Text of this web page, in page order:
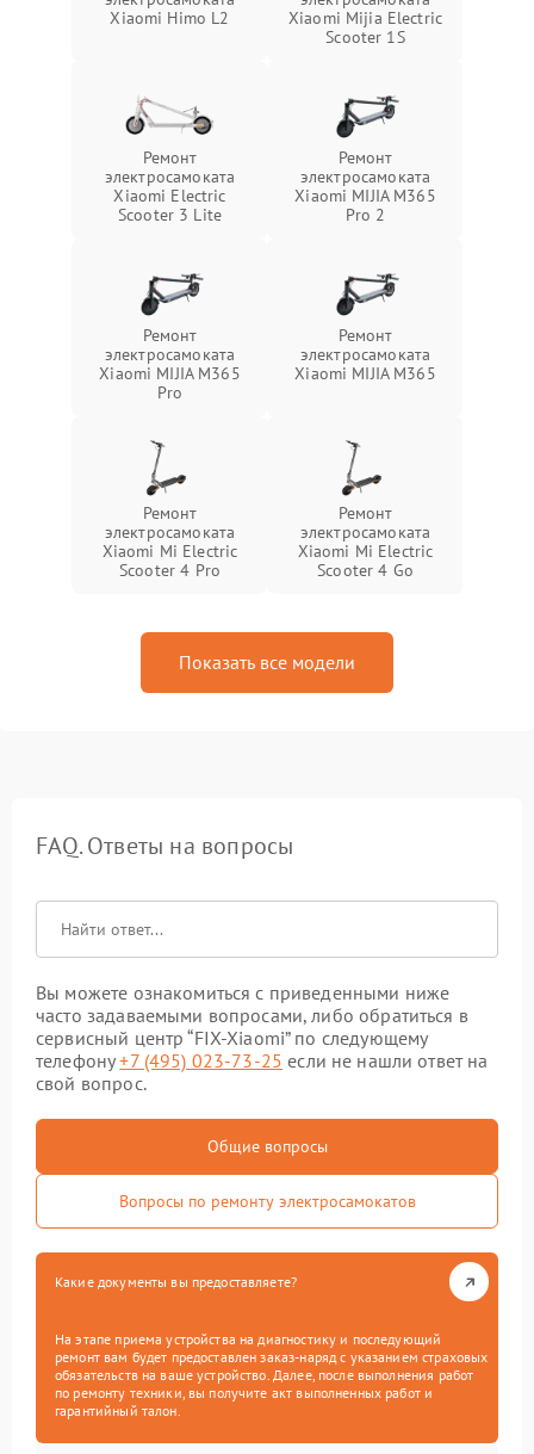
Xiaomi Himo L2
Xiaomi Mijia Electric
Scooter 1S
Ремонт
электросамоката
Xiaomi Electric
Scooter 3 Lite
Ремонт
электросамоката
Xiaomi MIJIA M365
Pro 2
Ремонт
электросамоката
Xiaomi MIJIA M365
Pro
Ремонт
электросамоката
Xiaomi MIJIA M365
Ремонт
электросамоката
Xiaomi Mi Electric
Scooter 4 Pro
Ремонт
электросамоката
Xiaomi Mi Electric
Scooter 4 Go
Показать все модели
FAQ. Ответы на вопросы
Вы можете ознакомиться с приведенными ниже
часто задаваемыми вопросами, либо обратиться в
сервисный центр “FIX-Xiaomi” по следующему
телефону+7 (495) 023-73-25 если не нашли ответ на
свой вопрос.
Общие вопросы
Вопросы по ремонту электросамокатов
Какие документы вы предоставляете?
На этапе приема устройства на диагностику и последующий
ремонт вам будет предоставлен заказ-наряд с указанием страховых
обязательств на ваше устройство. Далее, после выполнения работ
по ремонту техники, вы получите акт выполненных работ и
гарантийный талон.